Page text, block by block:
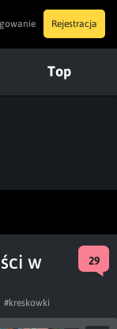
Rejestracja
Top
w
29
#kreskowki